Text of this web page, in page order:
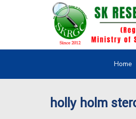
Home
holly holm